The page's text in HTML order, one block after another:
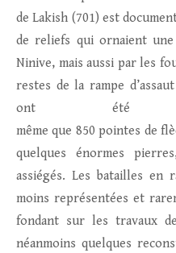
de Lakish (701) est
de reliefs qui ornaient
Ninive, mais aussi par les
restes de la rampe
ont été
même que 850 pointes de
quelques énormes
assiégés. Les batailles en
moins représentées et
fondant sur les travaux
néanmoins quelques